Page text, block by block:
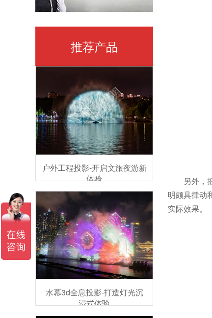
另外，
明颇具律动
实际效果。
推荐产品
户外工程投影-开启文旅夜游新
体验
水幕3d全息投影-打造灯光沉
浸式体验